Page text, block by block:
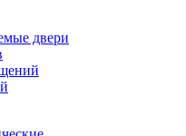
двери